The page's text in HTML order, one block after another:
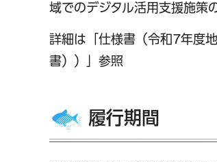
域でのデジタル活用支援施策
詳細は「仕様書（令和7年度
書））」参照
履行期間